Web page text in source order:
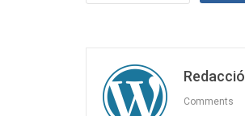
Comments